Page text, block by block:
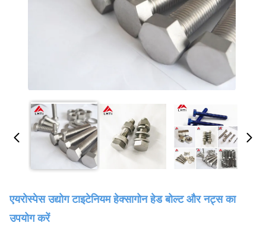
एयरोस्पेस उद्योग टाइटेनियम हेक्सागोन हेड बोल्ट और नट्स का
उपयोग करें